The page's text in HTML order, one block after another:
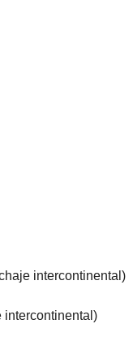
intercontinental)
intercontinental)